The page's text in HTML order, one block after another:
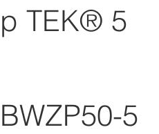
p TEK® 5
BWZP50-5